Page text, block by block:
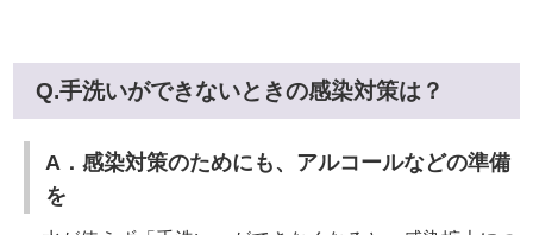
Q.手洗いができないときの感染対策は？
A．感染対策のためにも、アルコールなどの準備
を